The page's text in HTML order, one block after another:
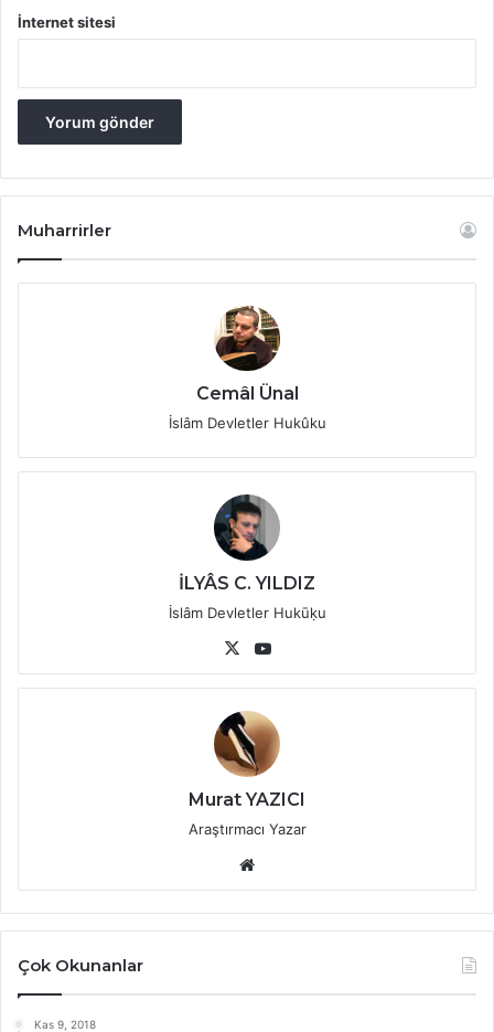
İnternet sitesi
Muharrirler
Cemâl Ünal
İslâm Devletler Hukûku
İLYÂS C. YILDIZ
İslâm Devletler Hukūḳu
X
Murat YAZICI
Araştırmacı Yazar
sitesi
Çok Okunanlar
Kas 9, 2018